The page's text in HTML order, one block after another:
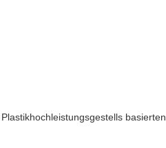
basierten